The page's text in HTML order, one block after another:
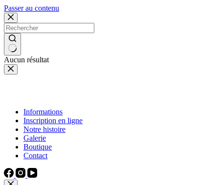
Passer au contenu
Aucun résultat
Informations
Inscription en ligne
Notre histoire
Galerie
Boutique
Contact